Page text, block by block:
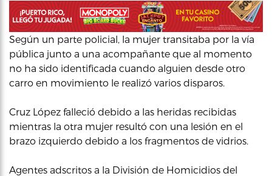
Según un parte policial, la mujer transitaba por la vía
pública junto a una acompañante que al momento
no ha sido identificada cuando alguien desde otro
carro en movimiento le realizó varios disparos.
Cruz López falleció debido a las heridas recibidas
mientras la otra mujer resultó con una lesión en el
brazo izquierdo debido a los fragmentos de vidrios.
Agentes adscritos a la División de Homicidios del